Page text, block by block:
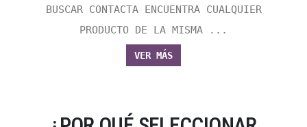
BUSCAR CONTACTA ENCUENTRA CUALQUIER
PRODUCTO DE LA MISMA ...
VER MÁS